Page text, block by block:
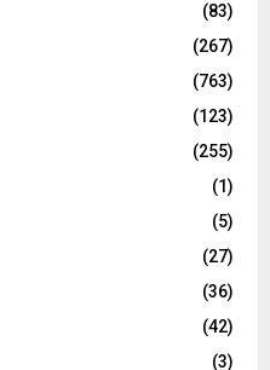
(83)
(267)
(763)
(123)
(255)
(1)
(5)
(27)
(36)
(42)
(3)